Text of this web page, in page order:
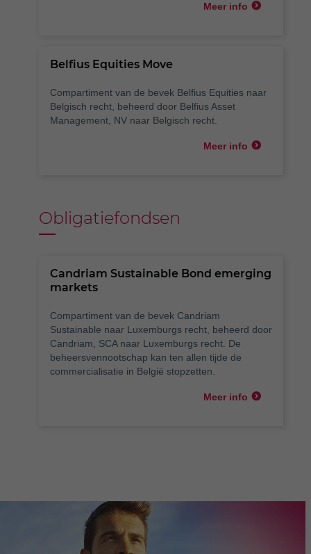
Meer info
Belfius Equities Move
Compartiment van de bevek Belfius Equities naar
Belgisch recht, beheerd door Belfius Asset
Management, NV naar Belgisch recht.
Meer info
Obligatiefondsen
Candriam Sustainable Bond emerging
markets
Compartiment van de bevek Candriam
Sustainable naar Luxemburgs recht, beheerd door
Candriam, SCA naar Luxemburgs recht. De
beheersvennootschap kan ten allen tijde de
commercialisatie in België stopzetten.
Meer info